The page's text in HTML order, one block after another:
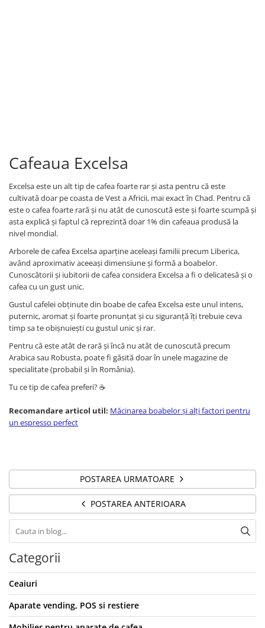
Cafeaua Excelsa
Excelsa este un alt tip de cafea foarte rar și asta pentru că este
cultivată doar pe coasta de Vest a Africii, mai exact în Chad. Pentru că
este o cafea foarte rară și nu atât de cunoscută este și foarte scumpă și
asta explică și faptul că reprezintă doar 1% din cafeaua produsă la
nivel mondial.
Arborele de cafea Excelsa aparține aceleași familii precum Liberica,
având aproximativ aceeași dimensiune și formă a boabelor.
Cunoscătorii și iubitorii de cafea considera Excelsa a fi o delicatesă și o
cafea cu un gust unic.
Gustul cafelei obținute din boabe de cafea Excelsa este unul intens,
puternic, aromat și foarte pronunțat și cu siguranță îți trebuie ceva
timp sa te obișnuiești cu gustul unic și rar.
Pentru că este atât de rară și încă nu atât de cunoscută precum
Arabica sau Robusta, poate fi găsită doar în unele magazine de
specialitate (probabil și în România).
Tu ce tip de cafea preferi? ☕
Recomandare articol util: Măcinarea boabelor și alți factori pentru
un espresso perfect
POSTAREA URMATOARE
POSTAREA ANTERIOARA
Categorii
Ceaiuri
Aparate vending, POS si restiere